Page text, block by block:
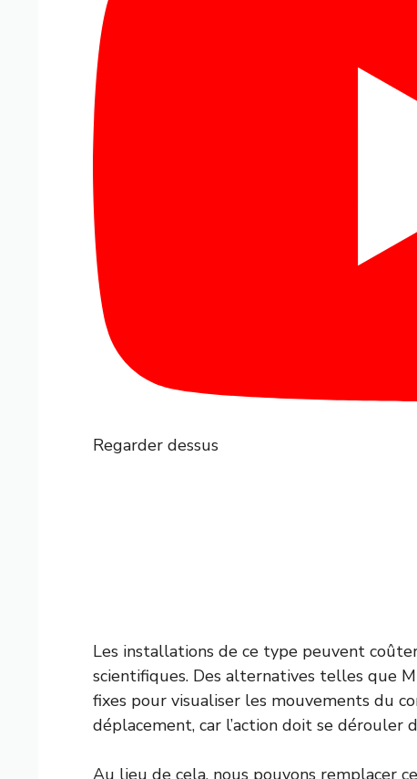
Regarder dessus
Les installations de ce type peuvent
scientifiques. Des alternatives telles que
fixes pour visualiser les mouvements du
déplacement, car l’action doit se dérouler
Au lieu de cela, nous pouvons remplacer